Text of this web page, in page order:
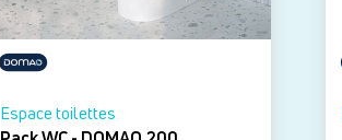
Espace toilettes